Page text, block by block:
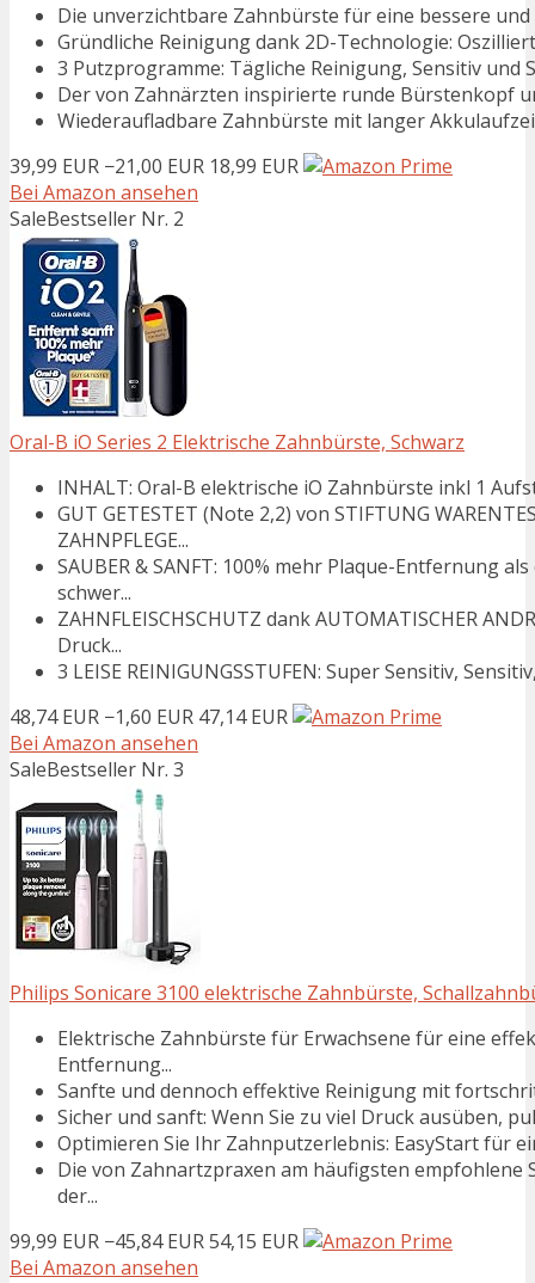
Die unverzichtbare Zahnbürste für eine bessere
Gründliche Reinigung dank 2D-Technologie:
3 Putzprogramme: Tägliche Reinigung, Sensitiv
Der von Zahnärzten inspirierte runde Bürstenkopf
Wiederaufladbare Zahnbürste mit langer
39,99 EUR −21,00 EUR 18,99 EUR
Bei Amazon ansehen
SaleBestseller Nr. 2
Oral-B iO Series 2 Elektrische Zahnbürste, Schwarz
INHALT: Oral-B elektrische iO Zahnbürste inkl 1
GUT GETESTET (Note 2,2) von STIFTUNG
ZAHNPFLEGE...
SAUBER & SANFT: 100% mehr Plaque-Entfernung
schwer...
ZAHNFLEISCHSCHUTZ dank AUTOMATISCHER
Druck...
3 LEISE REINIGUNGSSTUFEN: Super Sensitiv,
48,74 EUR −1,60 EUR 47,14 EUR
Bei Amazon ansehen
SaleBestseller Nr. 3
Philips Sonicare 3100 elektrische Zahnbürste,
Elektrische Zahnbürste für Erwachsene für eine
Entfernung...
Sanfte und dennoch effektive Reinigung mit
Sicher und sanft: Wenn Sie zu viel Druck ausüben,
Optimieren Sie Ihr Zahnputzerlebnis: EasyStart für
Die von Zahnartzpraxen am häufigsten empfohlene
der...
99,99 EUR −45,84 EUR54,15 EUR
Bei Amazon ansehen